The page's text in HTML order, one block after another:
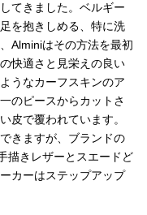
てきました。ベルギー
を抱きしめる、特に洗
Alminiはその方法を最初
快適さと見栄えの良い
うなカーフスキンのア
のピースからカットさ
皮で覆われています。
きますが、ブランドの
描きレザーとスエードど
カーはステップアップ